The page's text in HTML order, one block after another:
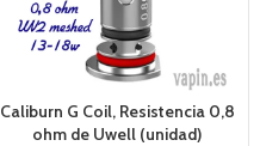
Caliburn G Coil, Resistencia 0,8
ohm de Uwell (unidad)